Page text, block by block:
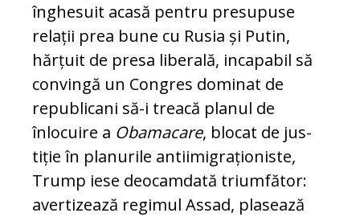
înghesuit acasă pentru presupuse
relații prea bune cu Rusia și Putin,
hărțuit de presa liberală, incapabil să
convingă un Congres dominat de
republicani să-i treacă planul de
înlocuire a Obamacare, blocat de jus­
tiție în planurile antiimigraționiste,
Trump iese deo­camdată triumfător:
avertizează regimul As­sad, plasează